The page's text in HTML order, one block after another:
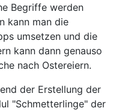
Begriffe werden
kann man die
umsetzen und die
kann dann genauso
nach Ostereiern.
der Erstellung der
"Schmetterlinge" der